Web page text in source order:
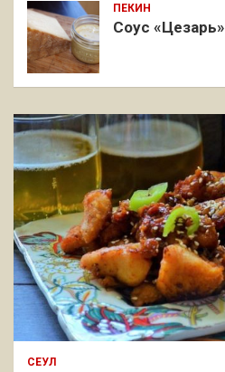
ПЕКИН
Соус «Цезарь»
СЕУЛ